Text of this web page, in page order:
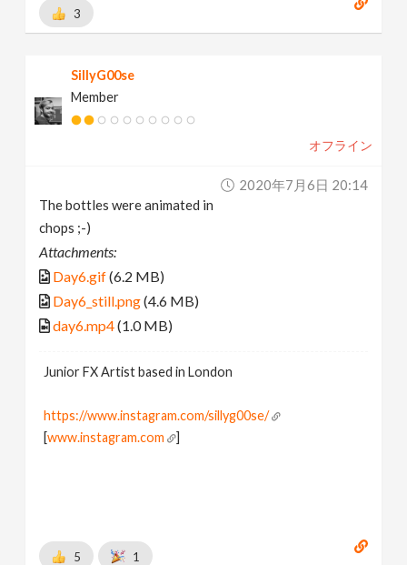
3
SillyG00se
Member
オフライン
2020年7月6日 20:14
The bottles were animated in
chops ;-)
Attachments:
Day6.gif(6.2 MB)
Day6_still.png(4.6 MB)
day6.mp4(1.0 MB)
Junior FX Artist based in London
https://www.instagram.com/sillyg00se/
[www.instagram.com ]
5 1